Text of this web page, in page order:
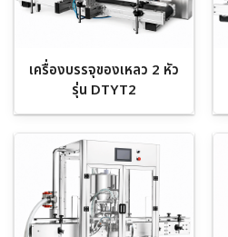
เครื่องบรรจุของเหลว 2 หัว
รุ่น DTYT2